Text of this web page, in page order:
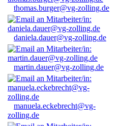
thomas.burger@vg-zolling.de
daniela.dauer@vg-zolling.de
martin.dauer@vg-zolling.de
manuela.eckebrecht@vg-
zolling.de